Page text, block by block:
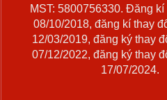
MST: 5800756330. Đăng
08/10/2018, đăng kí thay
12/03/2019, đăng ký thay
07/12/2022, đăng ký thay
17/07/2024.